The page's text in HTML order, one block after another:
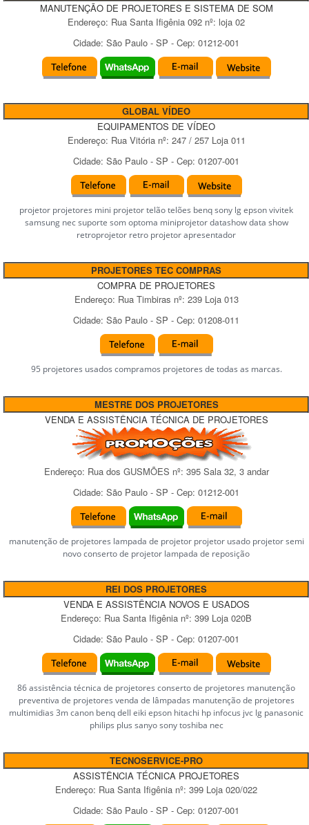
MANUTENÇÃO DE PROJETORES E SISTEMA DE SOM
Endereço: Rua Santa Ifigênia 092 nº: loja 02
Cidade: São Paulo - SP - Cep: 01212-001
GLOBAL VÍDEO
EQUIPAMENTOS DE VÍDEO
Endereço: Rua Vitórianº: 247 / 257 Loja 011
Cidade: São Paulo - SP - Cep: 01207-001
projetor projetores mini projetor telão telões benq sony lg epson vivitek
samsung nec suporte som optoma miniprojetor datashow data show
retroprojetor retro projetor apresentador
PROJETORES TEC COMPRAS
COMPRA DE PROJETORES
Endereço: Rua Timbiras nº: 239 Loja 013
Cidade: São Paulo - SP - Cep: 01208-011
95 projetores usados compramos projetores de todas as marcas.
MESTRE DOS PROJETORES
VENDA E ASSISTÊNCIA TÉCNICA DE PROJETORES
Endereço: Rua dos GUSMÕES nº: 395 Sala 32, 3 andar
Cidade: São Paulo - SP - Cep: 01212-001
manutenção de projetores lampada de projetor projetor usado projetor semi
novo conserto de projetor lampada de reposição
REI DOS PROJETORES
VENDA E ASSISTÊNCIA NOVOS E USADOS
Endereço: Rua Santa Ifigênia nº: 399 Loja 020B
Cidade: São Paulo - SP - Cep: 01207-001
86 assistência técnica de projetores conserto de projetores manutenção
preventiva de projetores venda de lâmpadas manutenção de projetores
multimidias 3m canon benq dell eiki epson hitachi hp infocus jvc lg panasonic
philips plus sanyo sony toshiba nec
TECNOSERVICE-PRO
ASSISTÊNCIA TÉCNICA PROJETORES
Endereço: Rua Santa Ifigênia nº: 399 Loja 020/022
Cidade: São Paulo - SP - Cep: 01207-001